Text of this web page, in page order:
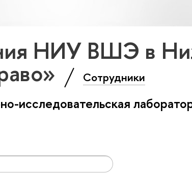
НИУ ВШЭ в
Сотрудники
исследовательская